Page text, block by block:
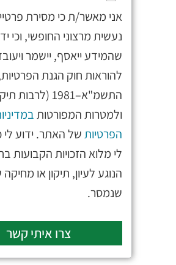
אני מאשר/ת כי מסירת
נעשית מרצוני החופשי, וכי
שהמידע ייאסף, יישמר
להוראות חוק הגנת
ולמטרות המפורטות
הפרטיותשל האתר. ידוע לי
לי מלוא הזכויות הקבועות
הנוגע לעיון, תיקון או
שנמסר.
צרו איתי קשר